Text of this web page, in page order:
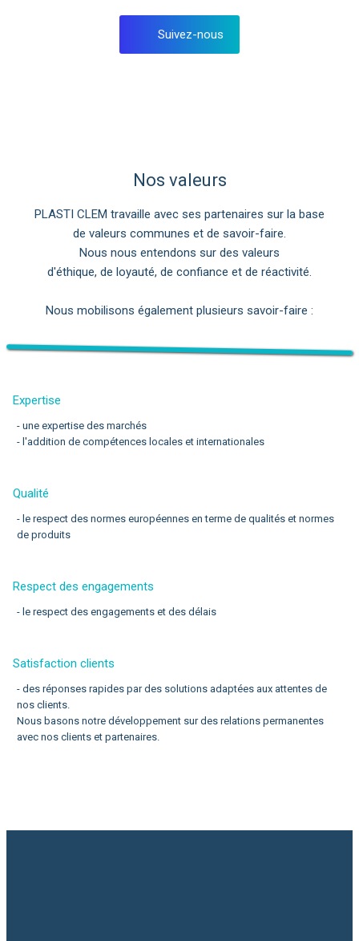
Suivez-nous
Nos valeurs
PLASTI CLEM travaille avec ses partenaires sur la base
de valeurs communes et de savoir-faire.
Nous nous entendons sur des valeurs
d'éthique, de loyauté, de confiance et de réactivité.
Nous mobilisons également plusieurs savoir-faire :
Expertise
- une expertise des marchés
- l'addition de compétences locales et internationales
Qualité
- le respect des normes européennes en terme de qualités et normes
de produits
Respect des engagements
- le respect des engagements et des délais
Satisfaction clients
- des réponses rapides par des solutions adaptées aux attentes de
nos clients.
Nous basons notre développement sur des relations permanentes
avec nos clients et partenaires.